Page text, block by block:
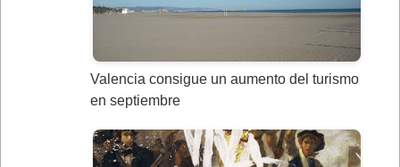
Valencia consigue un aumento del turismo
en septiembre